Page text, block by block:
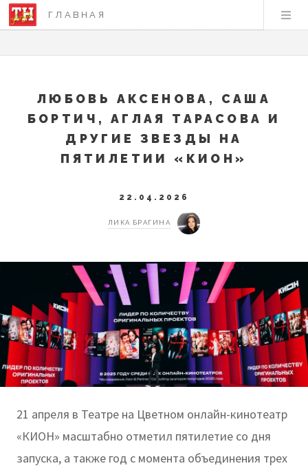
ГЛАВНАЯ
ЛЮБОВЬ АКСЕНОВА, САША
БОРТИЧ, АГЛАЯ ТАРАСОВА И
ДРУГИЕ ЗВЕЗДЫ НА
ПЯТИЛЕТИИ «КИОН»
22.04.2026
ЛИКА БРАГИНА
21 апреля в Театре на Цветном онлайн-кинотеатр
«КИОН» масштабно отметил пятилетие со дня
запуска, а также год с момента объединения трех